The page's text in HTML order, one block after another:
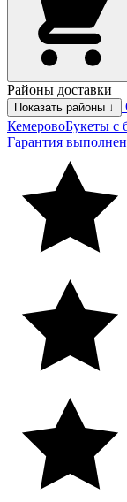
Районы доставки
Показать районы ↓
КемеровоБукеты с
Гарантия